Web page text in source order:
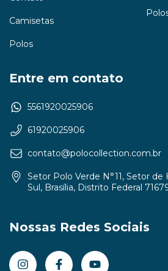
Camisetas
Polos
Entre em contato
5561920025906
61920025906
contato@polocollection.com.br
Setor Polo Verde N°11, Setor
Sul, Brasília, Distrito Federal
Nossas Redes Sociais